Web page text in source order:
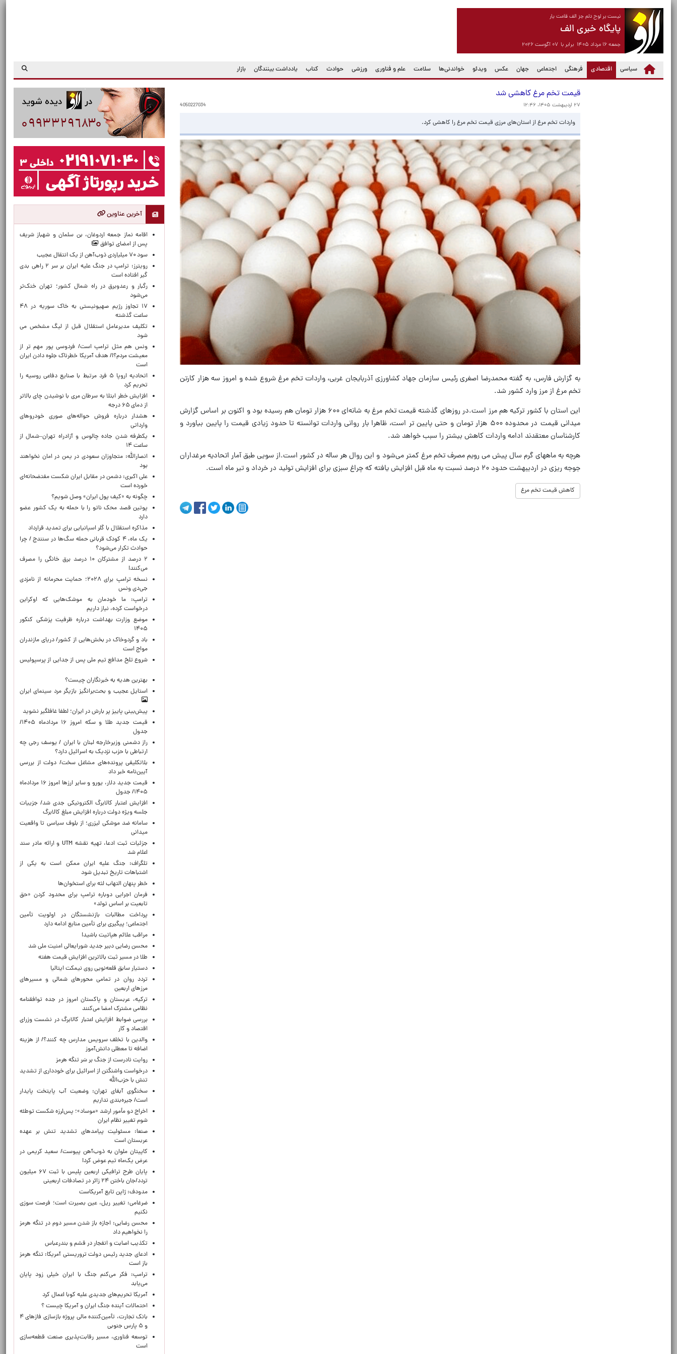
نیست بر لوح دلم جز الف قامت یار
پایگاه خبری الف
جمعه ۱۶ مرداد ۱۴۰۵ برابر با ۰۷ آگوست ۲۰۲۶
سیاسی اقتصادی
(current) فرهنگی اجتماعی جهان عکس ویدئو خواندنی‌ها سلامت علم و فناوری ورزشی حوادث کتاب یادداشت بینندگان بازار
قیمت تخم مرغ کاهشی شد
۲۷ اردیبهشت ۱۴۰۵، ۱۲:۴۶ 4050227034
واردات تخم مرغ از استان‌های مرزی قیمت تخم مرغ را کاهشی کرد.
به گزارش فارس، به گفته محمدرضا اصغری رئیس سازمان جهاد کشاورزی آذربایجان غربی، واردات تخم مرغ شروع شده و امروز سه هزار کارتن
تخم مرغ از مرز وارد کشور شد.
این استان با کشور ترکیه هم مرز است.در روزهای گذشته قیمت تخم مرغ به شانه‌ای ۶۰۰ هزار تومان هم رسیده بود و اکنون بر اساس گزارش
میدانی قیمت در محدوده ۵۰۰ هزار تومان و حتی پایین تر است، ظاهرا بار روانی واردات توانسته تا حدود زیادی قیمت را پایین بیاورد و
کارشناسان معتقدند ادامه واردات کاهش بیشتر را سبب خواهد شد.
هرچه به ماههای گرم سال پیش می رویم مصرف تخم مرغ کمتر می‌شود و این روال هر ساله در کشور است.از سویی طبق آمار اتحادیه مرغداران
جوجه ریزی در اردیبهشت حدود ۲۰ درصد نسبت به ماه قبل افزایش یافته که چراغ سبزی برای افزایش تولید در خرداد و تیر ماه است.
کاهش قیمت تخم مرغ
آخرین عناوین
اقامه نماز جمعه اردوغان، بن ‌سلمان و شهباز شریف
پس از امضای توافق
سود ۷۰ میلیاردی ذوب‌آهن از یک انتقال عجیب
رویترز: ترامپ در جنگ علیه ایران بر سر ۲ راهی بدی
گیر افتاده است
رگبار و رعدوبرق در راه شمال کشور؛ تهران خنک‌تر
می‌شود
۱۷ تجاوز رژیم صهیونیستی به خاک سوریه در ۴۸
ساعت گذشته
تکلیف مدیرعامل استقلال قبل از لیگ مشخص می
شود
ونس هم مثل ترامپ است/ فردوسی پور مهم تر از
معیشت مردم؟!/ هدف آمریکا خطرناک جلوه دادن ایران
است
اتحادیه اروپا ۵ فرد مرتبط با صنایع دفاعی روسیه را
تحریم کرد
افزایش خطر ابتلا به سرطان مری با نوشیدن چای بالاتر
از دمای ۶۵ درجه
هشدار درباره فروش حواله‌های صوری خودروهای
وارداتی
یکطرفه شدن جاده چالوس و آزادراه تهران–شمال از
ساعت ۱۴
انصارالله: متجاوزان سعودی در یمن در امان نخواهند
بود
علی اکبری: دشمن در مقابل ایران شکست مفتضحانه‌ای
خورده است
چگونه به «کیف پول ایران» وصل شویم؟
پوتین قصد محک ناتو را با حمله به یک کشور عضو
دارد
مذاکره استقلال با گلر اسپانیایی برای تمدید قرارداد
یک ماه، ۴ کودک قربانی حمله سگ‌ها در سنندج / چرا
حوادث تکرار می‌شود؟
۲ درصد از مشترکان ۱۰ درصد برق خانگی را مصرف
می‌کنند!
نسخه ترامپ برای ۲۰۲۸؛ حمایت محرمانه از نامزدی
جی‌دی ونس
ترامپ: ما خودمان به موشک‌هایی که اوکراین
درخواست کرده، نیاز داریم
موضع وزارت بهداشت درباره ظرفیت پزشکی کنکور
۱۴۰۵
باد و گردوخاک در بخش‌هایی از کشور/ دریای مازندران
مواج است
شروع تلخ مدافع تیم ملی پس از جدایی از پرسپولیس
بهترین هدیه به خبرنگاران چیست؟
استایل عجیب و بحث‌برانگیز بازیگر مرد سینمای ایران
پیش‌بینی پاییز پر بارش در ایران؛ لطفا غافلگیر نشوید
قیمت جدید طلا و سکه امروز ۱۶ مردادماه ۱۴۰۵/
جدول
راز دشمنی وزیرخارجه لبنان با ایران / یوسف رجی چه
ارتباطی با حزب نزدیک به اسرائیل دارد؟
بلاتکلیفی پرونده‌های مشاغل سخت/ دولت از بررسی
آیین‌نامه خبر داد
قیمت جدید دلار، یورو و سایر ارزها امروز ۱۶ مردادماه
۱۴۰۵/ جدول
افزایش اعتبار کالابرگ الکترونیکی جدی شد/ جزییات
جلسه ویژه دولت درباره افزایش مبلغ کالابرگ
سامانه ضد موشکی لیزری؛ از بلوف سیاسی تا واقعیت
میدانی
جزئیات ثبت ادعا، تهیه نقشه UTM و ارائه مادر سند
اعلام شد
تلگراف: جنگ علیه ایران ممکن است به یکی از
اشتباهات تاریخ تبدیل شود
خطر پنهان التهاب لثه برای استخوان‌ها
فرمان اجرایی دوباره ترامپ برای محدود کردن «حق
تابعیت بر اساس تولد»
پرداخت مطالبات بازنشستگان در اولویت تأمین
اجتماعی؛ پیگیری برای تأمین منابع ادامه دارد
مراقب علائم هپاتیت باشید!
محسن رضایی دبیر جدید شورایعالی امنیت ملی شد
طلا در مسیر ثبت بالاترین افزایش قیمت هفته
دستیار سابق قلعه‌نویی روی نیمکت ایتالیا
تردد روان در تمامی محورهای شمالی و مسیرهای
مرزهای اربعین
ترکیه، عربستان و پاکستان امروز در جده توافقنامه
نظامی مشترک امضا می‌کنند
بررسی ضوابط افزایش اعتبار کالابرگ در نشست وزرای
اقتصاد و کار
والدین با تخلف سرویس مدارس چه کنند؟/ از هزینه
اضافه تا معطلی دانش‌آموز
روایت نادرست از جنگ بر سَر تنگه هرمز
درخواست واشنگتن از اسرائیل برای خودداری از تشدید
تنش با حزب‌الله
سخنگوی آبفای تهران: وضعیت آب پایتخت پایدار
است/ جیره‌بندی نداریم
اخراج دو مأمور ارشد «موساد»؛ پس‌لرزه شکست توطئه
شوم تغییر نظام ایران
صنعا: مسئولیت پیامدهای تشدید تنش بر عهده
عربستان است
کاپیتان ملوان به ذوب‌آهن پیوست/ سعید کریمی در
عرض یک‌ماه تیم عوض کرد!
پایان طرح ترافیکی اربعین پلیس با ثبت ۶۷ میلیون
تردد/جان باختن ۲۴ زائر در تصادفات اربعینی
مدودف: ژاپن تابع آمریکاست
ضرغامی: تغییر ریل، عین بصیرت است؛ فرصت سوزی
نکنیم
محسن رضایی: اجازه باز شدن مسیر دوم در تنگه هرمز
را نخواهیم داد
تکذیب اصابت و انفجار در قشم و بندرعباس
ادعای جدید رئیس دولت تروریستی آمریکا: تنگه هرمز
باز است
ترامپ: فکر می‌کنم جنگ با ایران خیلی زود پایان
می‌یابد
آمریکا تحریم‌های جدیدی علیه کوبا اعمال کرد
احتمالات آینده جنگ ایران و آمریکا چیست ؟
بانک تجارت، تأمین‌کننده مالی پروژه بازسازی فازهای ۴
و ۵ پارس جنوبی
توسعه فناوری، مسیر رقابت‌پذیری صنعت قطعه‌سازی
است